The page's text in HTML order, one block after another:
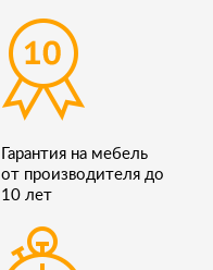
Гарантия на мебель
от производителя до
10 лет